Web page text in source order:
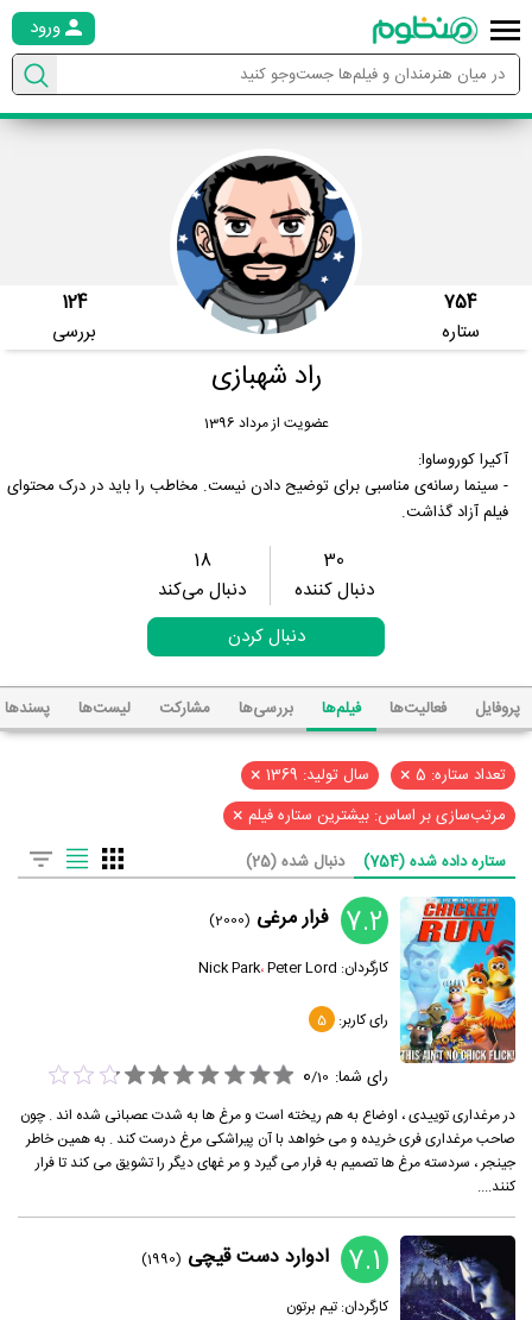
ورود
754
ستاره
124
بررسی
راد شهبازی
عضویت از مرداد 1396
آکیرا کوروساوا:
- سینما رسانه‌ی مناسبی برای توضیح دادن نیست. مخاطب را باید در درک محتوای
فیلم آزاد گذاشت.
30
دنبال کننده
18
دنبال می‌کند
دنبال کردن
پروفایل فعالیت‌ها فیلم‌ها بررسی‌ها مشارکت لیست‌ها پسند‌ها
تعداد ستاره: 5 × سال تولید: 1369 ×
مرتب‌سازی بر اساس: بیشترین ستاره فیلم ×
ستاره داده شده (754) دنبال شده (25)
7.2 فرار مرغی (2000)
کارگردان:
Nick Park،Peter Lord
رای کاربر: 5
رای شما: 0/10
در مرغداری توییدی ، اوضاع به هم ریخته است و مرغ ها به شدت عصبانی شده اند . چون
صاحب مرغداری فری خریده و می خواهد با آن پیراشکی مرغ درست کند . به همین خاطر
جینجر ، سردسته مرغ ها تصمیم به فرار می گیرد و مر غهای دیگر را تشویق می کند تا فرار
کنند....
7.1 ادوارد دست قیچی (1990)
کارگردان:تیم برتون